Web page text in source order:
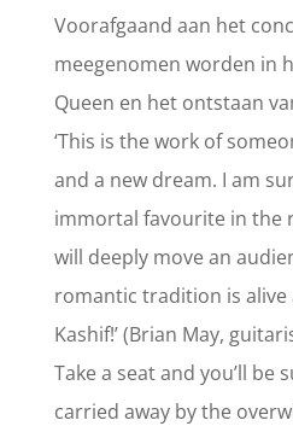
Voorafgaand aan het
meegenomen worden in
Queen en het ontstaan
‘This is the work of
and a new dream. I am
immortal favourite in the
will deeply move an
romantic tradition is alive
Kashif!’ (Brian May,
Take a seat and you’ll be
carried away by the